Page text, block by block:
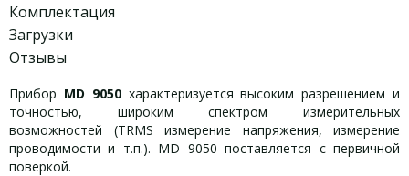
Комплектация
Загрузки
Отзывы
Прибор MD 9050характеризуется высоким разрешением и
точностью, широким спектром измерительных
возможностей (TRMS измерение напряжения, измерение
проводимости и т.п.). MD 9050 поставляется с первичной
поверкой.